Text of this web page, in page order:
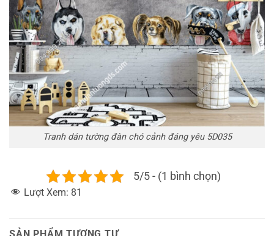
Tranh dán tường đàn chó cảnh đáng yêu 5D035
5/5 - (1 bình chọn)
Lượt Xem: 81
SẢN PHẨM TƯƠNG TỰ